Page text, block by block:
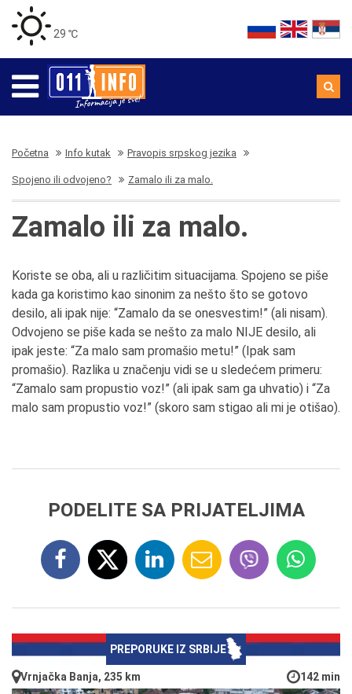
29 ℃
Početna Info kutak Pravopis srpskog jezika
Spojeno ili odvojeno? Zamalo ili za malo.
Zamalo ili za malo.
Koriste se oba, ali u različitim situacijama. Spojeno se piše
kada ga koristimo kao sinonim za nešto što se gotovo
desilo, ali ipak nije: “Zamalo da se onesvestim!” (ali nisam).
Odvojeno se piše kada se nešto za malo NIJE desilo, ali
ipak jeste: “Za malo sam promašio metu!” (Ipak sam
promašio). Razlika u značenju vidi se u sledećem primeru:
“Zamalo sam propustio voz!” (ali ipak sam ga uhvatio) i “Za
malo sam propustio voz!” (skoro sam stigao ali mi je otišao).
PODELITE SA PRIJATELJIMA
PREPORUKE IZ SRBIJE
Vrnjačka Banja, 235 km 142 min